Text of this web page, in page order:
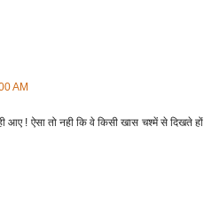
AM
! ऐसा तो नही कि वे किसी खास चश्में से दिखते हों